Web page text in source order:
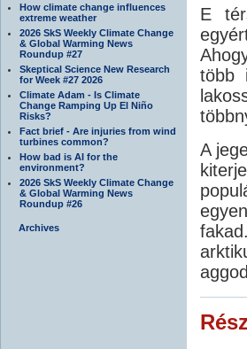
How climate change influences
extreme weather
2026 SkS Weekly Climate Change
& Global Warming News
Roundup #27
Skeptical Science New Research
for Week #27 2026
Climate Adam - Is Climate
Change Ramping Up El Niño
Risks?
Fact brief - Are injuries from wind
turbines common?
How bad is AI for the
environment?
2026 SkS Weekly Climate Change
& Global Warming News
Roundup #26
Archives
E
több
A